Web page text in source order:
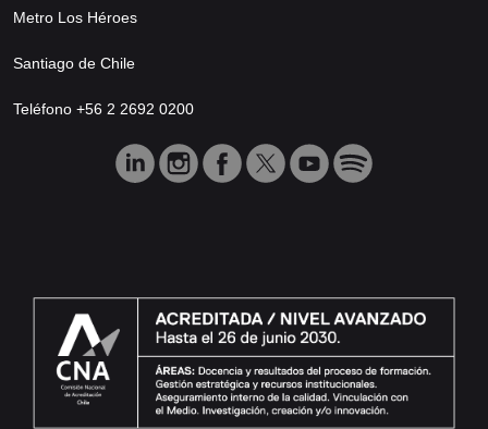
Metro Los Héroes
Santiago de Chile
Teléfono +56 2 2692 0200